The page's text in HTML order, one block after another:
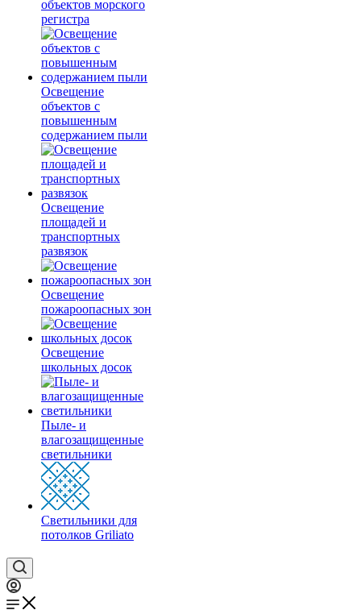
объектов морского
регистра
Освещение
объектов с
повышенным
содержанием пыли
Освещение
площадей и
транспортных
развязок
Освещение
пожароопасных зон
Освещение
школьных досок
Пыле- и
влагозащищенные
светильники
Светильники для
потолков Griliato